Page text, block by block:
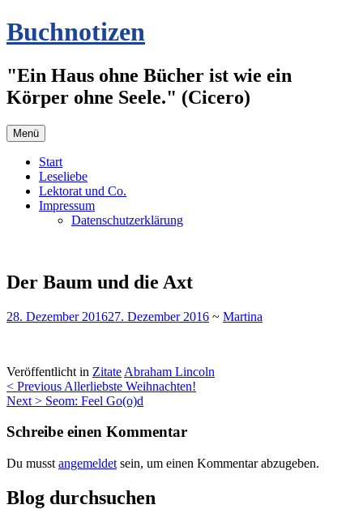
Zum
Inhalt
Buchnotizen
"Ein Haus ohne Bücher ist wie ein
Körper ohne Seele." (Cicero)
Menü
Start
Leseliebe
Lektorat und Co.
Impressum
Datenschutzerklärung
Der Baum und die Axt
28. Dezember 201627. Dezember 2016 ~ Martina
Veröffentlicht in Zitate Abraham Lincoln
Beitragsnavigation
< Previous Allerliebste Weihnachten!
Next > Seom: Feel Go(o)d
Schreibe einen Kommentar
Du musst angemeldet sein, um einen Kommentar abzugeben.
Blog durchsuchen